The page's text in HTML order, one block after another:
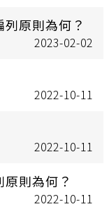
原則為何？
2023-02-02
2022-10-11
2022-10-11
則為何？
2022-10-11